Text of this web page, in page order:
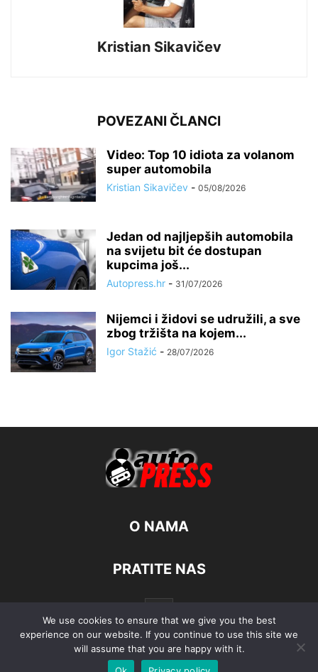
Kristian Sikavičev
POVEZANI ČLANCI
Video: Top 10 idiota za volanom
super automobila
Kristian Sikavičev - 05/08/2026
Jedan od najljepših automobila
na svijetu bit će dostupan
kupcima još...
Autopress.hr - 31/07/2026
Nijemci i židovi se udružili, a sve
zbog tržišta na kojem...
Igor Stažić - 28/07/2026
O NAMA
PRATITE NAS
We use cookies to ensure that we give you the best
experience on our website. If you continue to use this site we
will assume that you are happy with it.